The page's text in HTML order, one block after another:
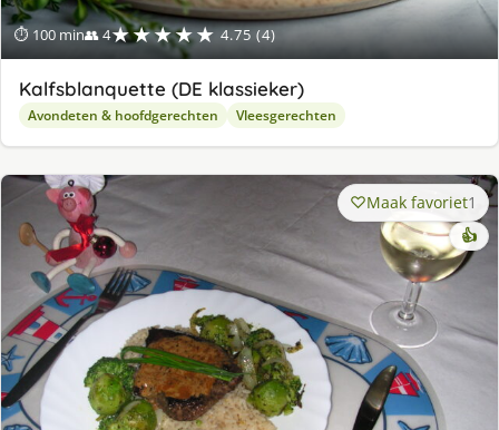
⏱ 100 min👥 4★★★★★ 4.75 (4)
Kalfsblanquette (DE klassieker)
Avondeten & hoofdgerechten Vleesgerechten
Maak favoriet1
👍